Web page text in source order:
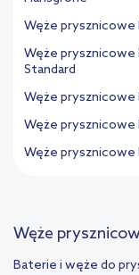
Węże prysznicowe
Węże prysznicowe
Standard
Węże prysznicowe
Węże prysznicowe
Węże prysznicowe
Węże
Baterie i węże do